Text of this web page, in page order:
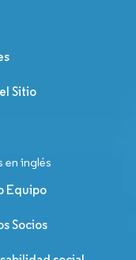
Sitio
en inglés
Equipo
Socios